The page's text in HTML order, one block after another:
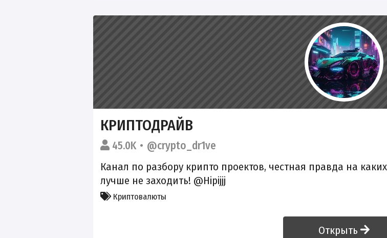
КРИПТОДРАЙВ
45.0K
@crypto_dr1ve
Канал по разбору крипто проектов, честная правда на
лучше не заходить! @Hipijjj
Криптовалюты
Открыть